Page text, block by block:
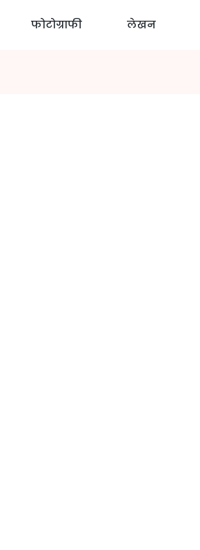
फोटोग्राफी लेखन